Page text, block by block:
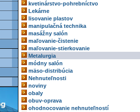
kvetinárstvo-pohrebníctvo
Lekárne
lisovanie plastov
manipulačná technika
masážny salón
maľovanie-čistenie
maľovanie-stierkovanie
Metalurgia
módny salón
mäso-distribúcia
Nehnuteľnosti
noviny
obaly
obuv-oprava
ohodnocovanie nehnuteľností